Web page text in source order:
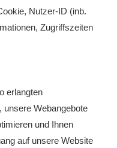
Nutzer-ID (inb.
Zugriffszeiten
erlangten
unsere Webangebote
und Ihnen
auf unsere Website